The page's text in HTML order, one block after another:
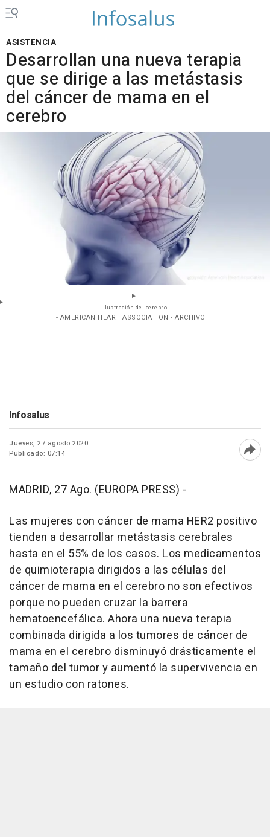
ASISTENCIA
Desarrollan una nueva terapia
que se dirige a las metástasis
del cáncer de mama en el
cerebro
Ilustración del cerebro
- AMERICAN HEART ASSOCIATION - ARCHIVO
Infosalus
Jueves, 27 agosto 2020
Publicado: 07:14
MADRID, 27 Ago. (EUROPA PRESS) -
Las mujeres con cáncer de mama HER2 positivo
tienden a desarrollar metástasis cerebrales
hasta en el 55% de los casos. Los medicamentos
de quimioterapia dirigidos a las células del
cáncer de mama en el cerebro no son efectivos
porque no pueden cruzar la barrera
hematoencefálica. Ahora una nueva terapia
combinada dirigida a los tumores de cáncer de
mama en el cerebro disminuyó drásticamente el
tamaño del tumor y aumentó la supervivencia en
un estudio con ratones.